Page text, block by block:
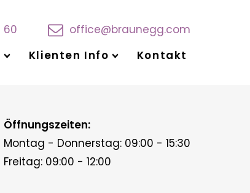
60
office@braunegg.com
Klienten Info Kontakt
Öffnungszeiten:
Montag - Donnerstag: 09:00 - 15:30
Freitag: 09:00 - 12:00